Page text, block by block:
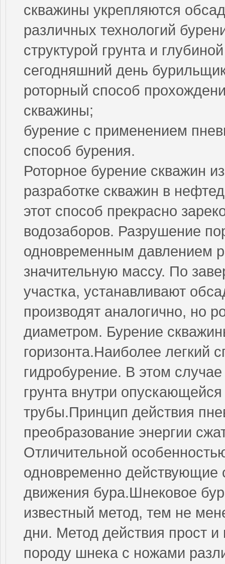
скважины укрепляются
различных технологий
структурой грунта и
сегодняшний день
роторный способ
скважины;
бурение с применением
способ бурения.
Роторное бурение скважин
разработке скважин в
этот способ прекрасно
водозаборов. Разрушение
одновременным давлением
значительную массу. По
участка, устанавливают
производят аналогично, но
диаметром. Бурение
горизонта.Наиболее легкий
гидробурение. В этом
грунта внутри
трубы.Принцип действия
преобразование энергии
Отличительной
одновременно
движения бура.Шнековое
известный метод, тем не
дни. Метод действия прост
породу шнека с ножами